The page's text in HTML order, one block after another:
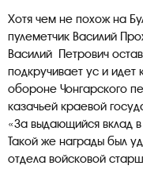
Хотя чем не похож на
пулеметчик Василий
Василий Петрович
подкручивает ус и
обороне Чонгарского
казачьей краевой
«За выдающийся вклад
Такой же награды был
отдела войсковой